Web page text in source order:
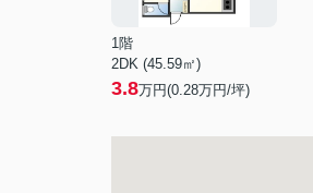
1階
2DK (45.59㎡)
3.8万円(0.28万円/坪)